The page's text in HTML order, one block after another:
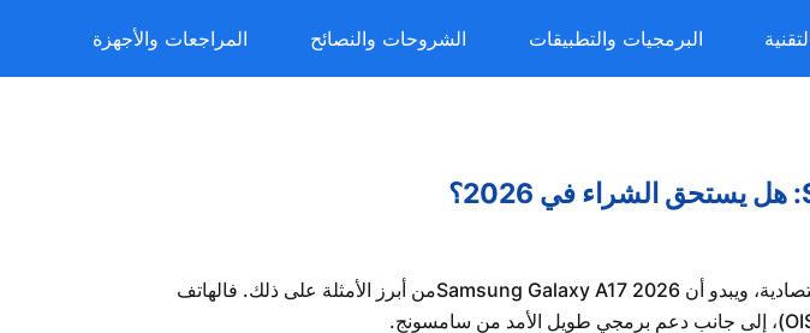
البرمجيات والتطبيقات الشروحات والنصائح المراجعات والأجهزة
أصبحت بعض المزايا التي كانت حكرًا على الهواتف الأغلى متاحة تدريجيًا في الفئة الاقتصادية، ويبدو أن Samsung Galaxy A17 2026من أبرز الأمثلة على ذلك. فالهاتف